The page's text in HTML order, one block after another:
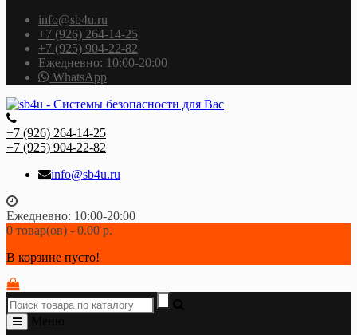
info@sb4u.ru
+7 (926) 264-14-25
+7 (925) 904-22-82
Ежедневно: 10:00-20:00
WhatsApp
+7 (926) 264-14-25
+7 (925) 904-22-82
info@sb4u.ru
Ежедневно: 10:00-20:00
0 товар(ов) - 0.00 р.
В корзине пусто!